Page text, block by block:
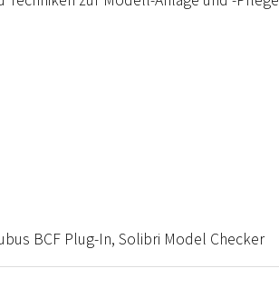
BCF Plug-In, Solibri Model Checker